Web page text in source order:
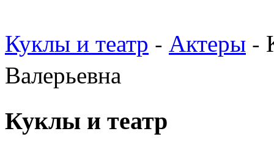
Куклы и театр - Актеры -
Валерьевна
Куклы и театр